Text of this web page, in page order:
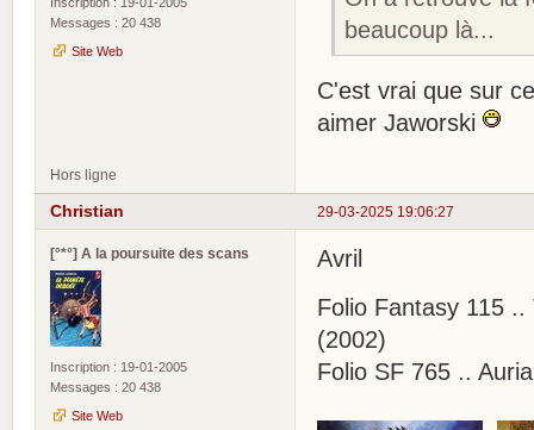
Messages : 20 438
Site Web
beaucoup là...
C'est vrai que sur
aimer Jaworski
Hors ligne
29-03-2025 19:06:27
Christian
[°*°] A la poursuite des scans
Inscription : 19-01-2005
Messages : 20 438
Site Web
Avril
Folio Fantasy 115
(2002)
Folio SF 765 ..